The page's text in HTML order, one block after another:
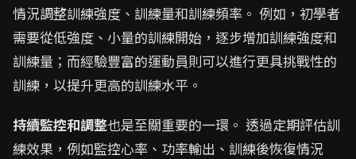
情況調整訓練強度、訓練量和訓練頻率。 例如，初學者
需要從低強度、小量的訓練開始，逐步增加訓練強度和
訓練量；而經驗豐富的運動員則可以進行更具挑戰性的
訓練，以提升更高的訓練水平。
持續監控和調整也是至關重要的一環。 透過定期評估訓
練效果，例如監控心率、功率輸出、訓練後恢復情況